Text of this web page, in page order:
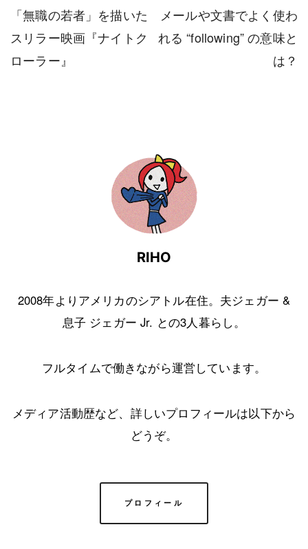
「無職の若者」を描いた
スリラー映画『ナイトク
ローラー』
メールや文書でよく使わ
れる “following” の意味と
は？
RIHO
2008年よりアメリカのシアトル在住。夫ジェガー &
息子 ジェガー Jr. との3人暮らし。
フルタイムで働きながら運営しています。
メディア活動歴など、詳しいプロフィールは以下から
どうぞ。
プロフィール